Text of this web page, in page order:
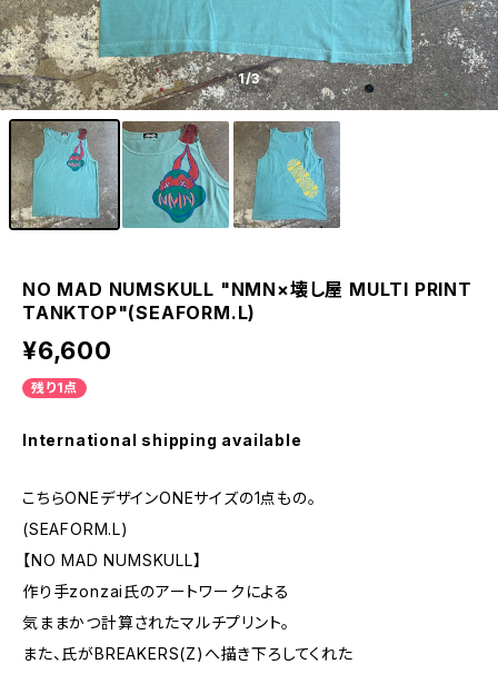
1/3
NO MAD NUMSKULL "NMN×壊し屋 MULTI PRINT
TANKTOP"(SEAFORM.L)
¥6,600
残り1点
International shipping available
こちらONEデザインONEサイズの1点もの。
(SEAFORM.L)
【NO MAD NUMSKULL】
作り手zonzai氏のアートワークによる
気ままかつ計算されたマルチプリント。
また、氏がBREAKERS(Z)へ描き下ろしてくれた